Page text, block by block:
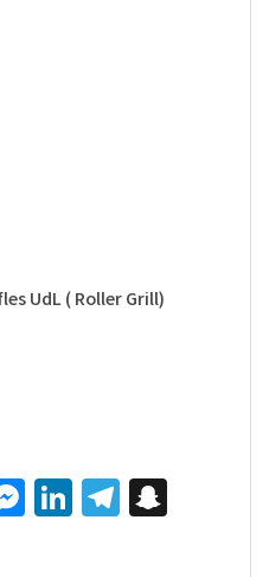
UdL ( Roller Grill)
Messenger
LinkedIn